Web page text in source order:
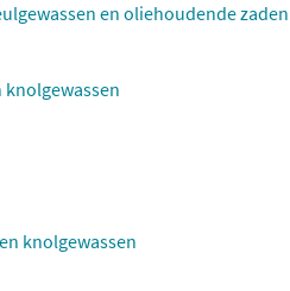
en oliehoudende zaden
knolgewassen